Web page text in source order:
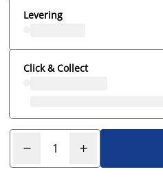
Levering
Click & Collect